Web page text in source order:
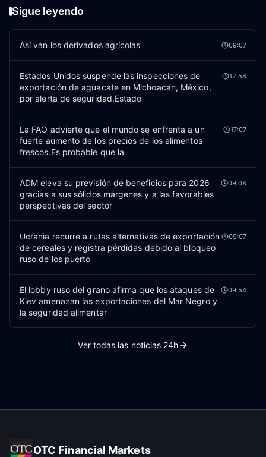
Sigue leyendo
Así van los derivados agrícolas 09:07
Estados Unidos suspende las inspecciones de
exportación de aguacate en Michoacán, México,
por alerta de seguridad.Estado
12:58
La FAO advierte que el mundo se enfrenta a un
fuerte aumento de los precios de los alimentos
frescos.Es probable que la
17:07
ADM eleva su previsión de beneficios para 2026
gracias a sus sólidos márgenes y a las favorables
perspectivas del sector
09:08
Ucrania recurre a rutas alternativas de exportación
de cereales y registra pérdidas debido al bloqueo
ruso de los puerto
09:07
El lobby ruso del grano afirma que los ataques de
Kiev amenazan las exportaciones del Mar Negro y
la seguridad alimentar
09:54
Ver todas las noticias 24h
OTC Financial Markets